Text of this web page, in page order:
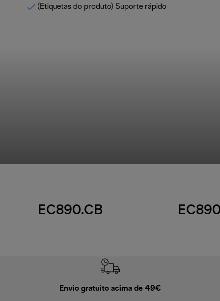
(Etiquetas do produto) Suporte rápido
EC890.CB
Envio gratuito acima de 49€